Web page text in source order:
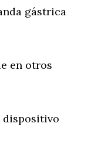
gástrica
en otros
dispositivo